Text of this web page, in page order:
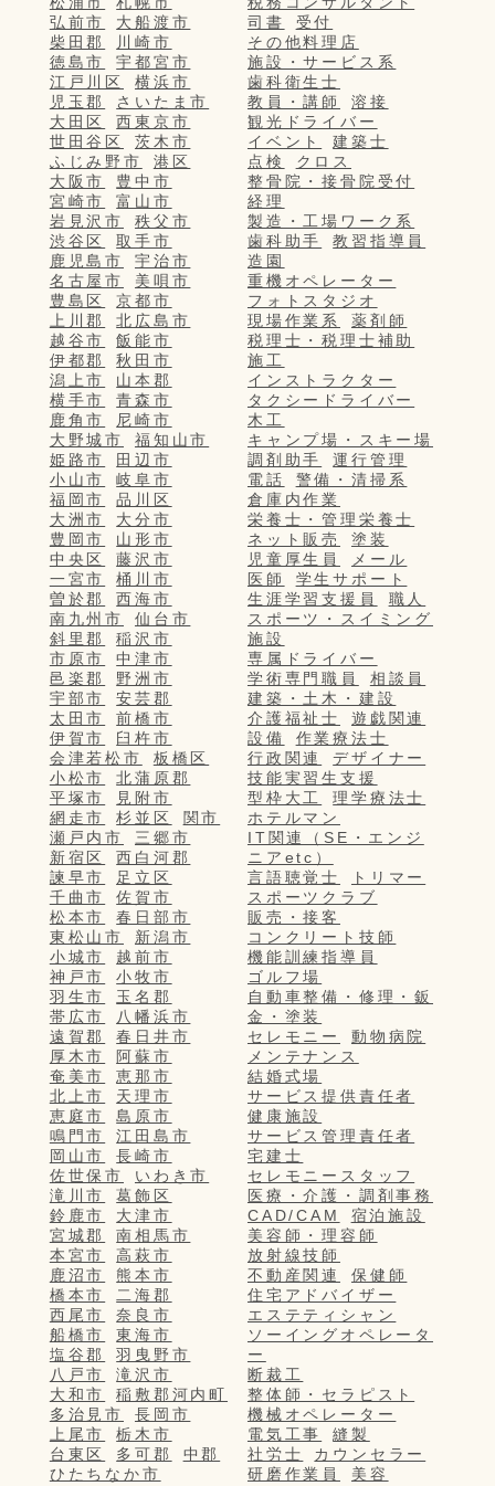
弘前市
大船渡市
柴田郡
川崎市
徳島市
宇都宮市
江戸川区
横浜市
児玉郡
さいたま市
大田区
西東京市
世田谷区
茨木市
ふじみ野市
港区
大阪市
豊中市
宮崎市
富山市
岩見沢市
秩父市
渋谷区
取手市
鹿児島市
宇治市
名古屋市
美唄市
豊島区
京都市
上川郡
北広島市
越谷市
飯能市
伊都郡
秋田市
潟上市
山本郡
横手市
青森市
鹿角市
尼崎市
大野城市
福知山市
姫路市
田辺市
小山市
岐阜市
福岡市
品川区
大洲市
大分市
豊岡市
山形市
中央区
藤沢市
一宮市
桶川市
曽於郡
西海市
南九州市
仙台市
斜里郡
稲沢市
市原市
中津市
邑楽郡
野洲市
宇部市
安芸郡
太田市
前橋市
伊賀市
臼杵市
会津若松市
板橋区
小松市
北蒲原郡
平塚市
見附市
網走市
杉並区
関市
瀬戸内市
三郷市
新宿区
西白河郡
諫早市
足立区
千曲市
佐賀市
松本市
春日部市
東松山市
新潟市
小城市
越前市
神戸市
小牧市
羽生市
玉名郡
帯広市
八幡浜市
遠賀郡
春日井市
厚木市
阿蘇市
奄美市
恵那市
北上市
天理市
恵庭市
島原市
鳴門市
江田島市
岡山市
長崎市
佐世保市
いわき市
滝川市
葛飾区
鈴鹿市
大津市
宮城郡
南相馬市
本宮市
高萩市
鹿沼市
熊本市
橋本市
二海郡
西尾市
奈良市
船橋市
東海市
塩谷郡
羽曳野市
八戸市
滝沢市
大和市
稲敷郡河内町
多治見市
長岡市
上尾市
栃木市
台東区
多可郡
中郡
ひたちなか市
司書
受付
その他料理店
施設・サービス系
歯科衛生士
教員・講師
溶接
観光ドライバー
イベント
建築士
点検
クロス
整骨院・接骨院受付
経理
製造・工場ワーク系
歯科助手
教習指導員
造園
重機オペレーター
フォトスタジオ
現場作業系
薬剤師
税理士・税理士補助
施工
インストラクター
タクシードライバー
木工
キャンプ場・スキー場
調剤助手
運行管理
電話
警備・清掃系
倉庫内作業
栄養士・管理栄養士
ネット販売
塗装
児童厚生員
メール
医師
学生サポート
生涯学習支援員
職人
スポーツ・スイミング
施設
専属ドライバー
学術専門職員
相談員
建築・土木・建設
介護福祉士
遊戯関連
設備
作業療法士
行政関連
デザイナー
技能実習生支援
型枠大工
理学療法士
ホテルマン
IT関連（SE・エンジ
ニアetc）
言語聴覚士
トリマー
スポーツクラブ
販売・接客
コンクリート技師
機能訓練指導員
ゴルフ場
自動車整備・修理・鈑
金・塗装
セレモニー
動物病院
メンテナンス
結婚式場
サービス提供責任者
健康施設
サービス管理責任者
宅建士
セレモニースタッフ
医療・介護・調剤事務
CAD/CAM
宿泊施設
美容師・理容師
放射線技師
不動産関連
保健師
住宅アドバイザー
エステティシャン
ソーイングオペレータ
ー
断裁工
整体師・セラピスト
機械オペレーター
電気工事
縫製
社労士
カウンセラー
研磨作業員
美容